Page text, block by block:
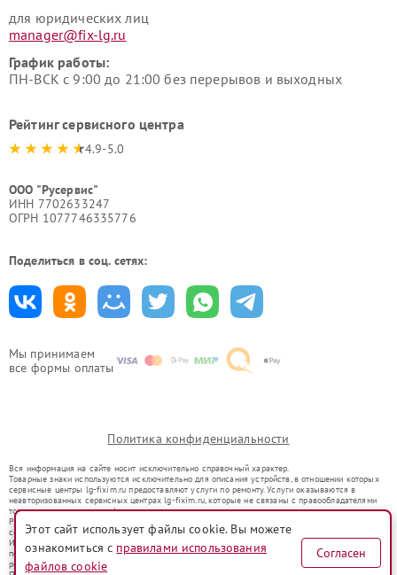
Мы принимаем
все формы оплаты
для юридических лиц
manager@fix-lg.ru
График работы:
ПН-ВСК с 9:00 до 21:00 без перерывов и выходных
Рейтинг сервисного центра
4.9-5.0
ООО "Русервис"
ИНН 7702633247
ОГРН 1077746335776
Поделиться в соц. сетях:
Политика конфиденциальности
Вся информация на сайте носит исключительно справочный характер.
Товарные знаки используются исключительно для описания устройств, в отношении которых
сервисные центры lg-fixim.ru предоставляют услуги по ремонту. Услуги оказываются в
неавторизованных сервисных центрах lg-fixim.ru, которые не связаны с правообладателями
товарных знаков или их официальными представителями.
Ремонт осуществляется для устройств, уже введенных в гражданский оборот в соответствии
со статьей 1487 ГК РФ.
Использование товарных знаков не преследует цели индивидуализации услуг или введения
потребителей в заблуждение, а служит для информирования о предоставляемых услугах по
ремонту техники указанных брендов.
Этот сайт использует файлы cookie. Вы можете
ознакомиться с правилами использования
файлов cookie
Согласен